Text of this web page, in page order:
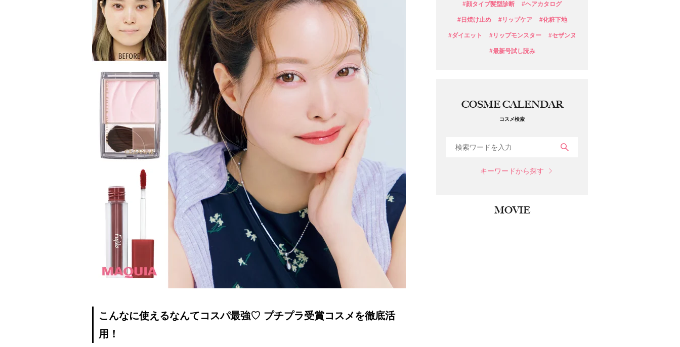
こんなに使えるなんてコスパ最強♡ プチプラ受賞コスメを徹底活
用！
#顔タイプ髪型診断 #ヘアカタログ
#日焼け止め #リップケア #化粧下地
#ダイエット #リップモンスター #セザンヌ
#最新号試し読み
COSME CALENDAR
コスメ検索
キーワードから探す
MOVIE